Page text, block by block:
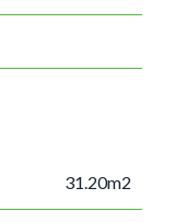
31.20m2